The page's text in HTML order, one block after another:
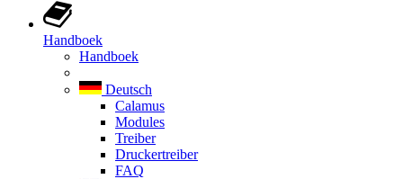
Handboek
Handboek
Deutsch
Calamus
Modules
Treiber
Druckertreiber
FAQ